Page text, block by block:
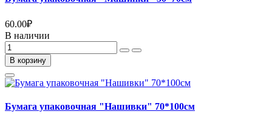
60.00₽
В наличии
В корзину
Бумага упаковочная "Нашивки" 70*100см